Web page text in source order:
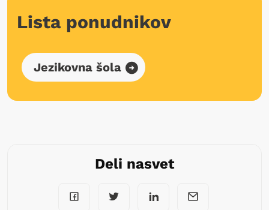
Lista ponudnikov
Jezikovna šola
Deli nasvet